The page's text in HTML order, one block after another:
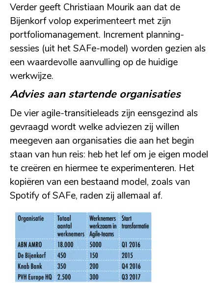
Verder geeft Christiaan Mourik aan dat de
Bijenkorf volop experimenteert met zijn
portfoliomanagement. Increment planning-
sessies (uit het SAFe-model) worden gezien als
een waardevolle aanvulling op de huidige
werkwijze.
Advies aan startende organisaties
De vier agile-transitieleads zijn eensgezind als
gevraagd wordt welke adviezen zij willen
meegeven aan organisaties die aan het begin
staan van hun reis: heb het lef om je eigen model
te creëren en hiermee te experimenteren. Het
kopiëren van een bestaand model, zoals van
Spotify of SAFe, raden zij allemaal af.